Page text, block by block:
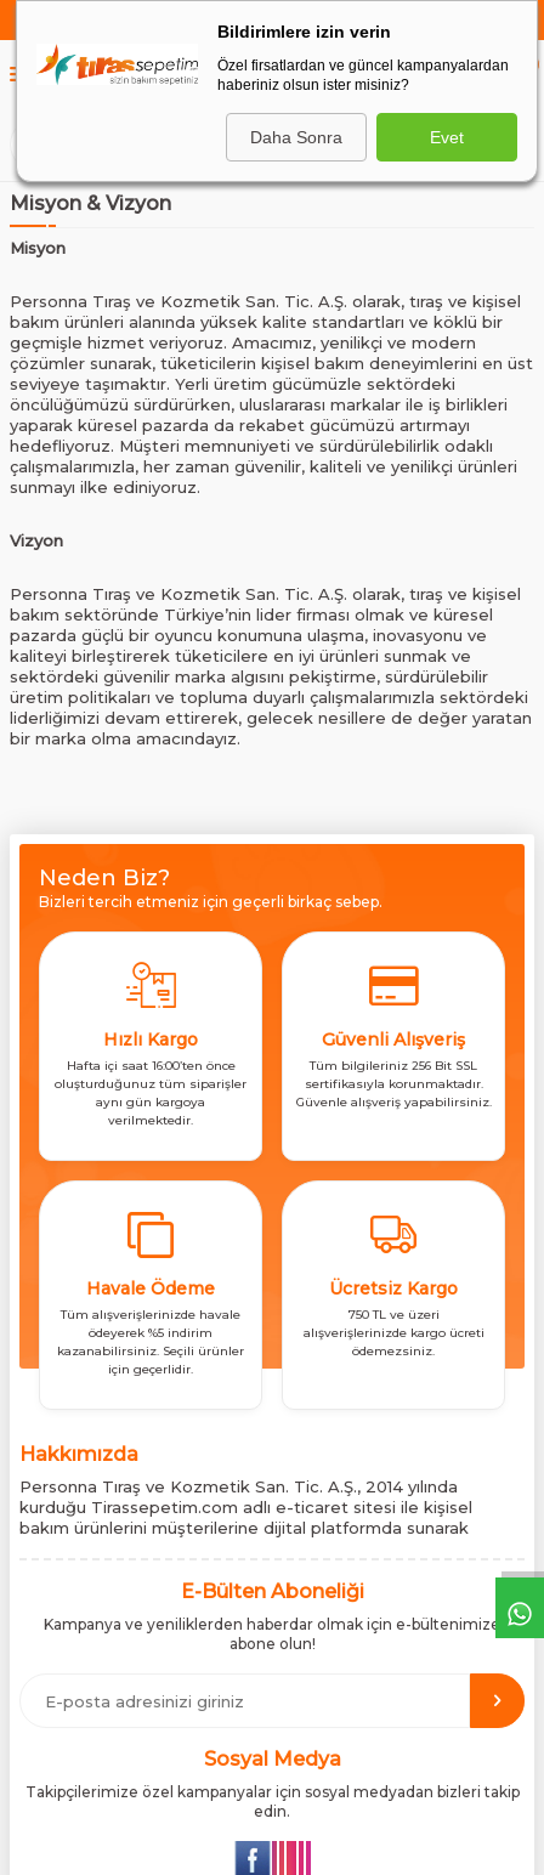
Misyon & Vizyon
Misyon
Personna Tıraş ve Kozmetik San. Tic. A.Ş. olarak, tıraş ve kişisel
bakım ürünleri alanında yüksek kalite standartları ve köklü bir
geçmişle hizmet veriyoruz. Amacımız, yenilikçi ve modern
çözümler sunarak, tüketicilerin kişisel bakım deneyimlerini en üst
seviyeye taşımaktır. Yerli üretim gücümüzle sektördeki
öncülüğümüzü sürdürürken, uluslararası markalar ile iş birlikleri
yaparak küresel pazarda da rekabet gücümüzü artırmayı
hedefliyoruz. Müşteri memnuniyeti ve sürdürülebilirlik odaklı
çalışmalarımızla, her zaman güvenilir, kaliteli ve yenilikçi ürünleri
sunmayı ilke ediniyoruz.
Vizyon
Personna Tıraş ve Kozmetik San. Tic. A.Ş. olarak, tıraş ve kişisel
bakım sektöründe Türkiye’nin lider firması olmak ve küresel
pazarda güçlü bir oyuncu konumuna ulaşma, inovasyonu ve
kaliteyi birleştirerek tüketicilere en iyi ürünleri sunmak ve
sektördeki güvenilir marka algısını pekiştirme, sürdürülebilir
üretim politikaları ve topluma duyarlı çalışmalarımızla sektördeki
liderliğimizi devam ettirerek, gelecek nesillere de değer yaratan
bir marka olma amacındayız.
Neden Biz?
Bizleri tercih etmeniz için geçerli birkaç sebep.
Hızlı Kargo
Hafta içi saat 16:00’ten önce
oluşturduğunuz tüm siparişler
aynı gün kargoya
verilmektedir.
Güvenli Alışveriş
Tüm bilgileriniz 256 Bit SSL
sertifikasıyla korunmaktadır.
Güvenle alışveriş yapabilirsiniz.
Havale Ödeme
Tüm alışverişlerinizde havale
ödeyerek %5 indirim
kazanabilirsiniz. Seçili ürünler
için geçerlidir.
Ücretsiz Kargo
750 TL ve üzeri
alışverişlerinizde kargo ücreti
ödemezsiniz.
Hakkımızda
Personna Tıraş ve Kozmetik San. Tic. A.Ş., 2014 yılında
kurduğu Tirassepetim.com adlı e-ticaret sitesi ile kişisel
bakım ürünlerini müşterilerine dijital platformda sunarak
Tirassepetim.com, bugün Türkiye’nin önde gelen kişisel bakım
siteleri arasında yer almaktadır. Türkiye’de Cantu, Wilkinson
distribütörlüğünü yürütüyor, bu markaların tüm ürünlerini ithal
etmektedir. Tüm ithalat süreçlerimizde orijinallik belgeleri ve
üretici iş birlikleriyle çalışarak, ürünlerin en güvenilir şekilde
Türkiye pazarına ulaşmasını sağlıyoruz. Amacımız, dünya
genelinde milyonlarca kullanıcıya hitap eden bu markaları,
Türk tüketicilerle doğrudan, güvenli ve orijinal bir şekilde
E-Bülten Aboneliği
Kampanya ve yeniliklerden haberdar olmak için e-bültenimize
abone olun!
Sosyal Medya
Takipçilerimize özel kampanyalar için sosyal medyadan bizleri takip
edin.
Bildirimlere izin verin
Özel firsatlardan ve güncel kampanyalardan
haberiniz olsun ister misiniz?
Daha Sonra Evet